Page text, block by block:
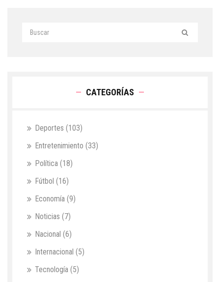
CATEGORÍAS
Deportes (103)
Entretenimiento (33)
Política (18)
Fútbol (16)
Economía (9)
Noticias (7)
Nacional (6)
Internacional (5)
Tecnología (5)